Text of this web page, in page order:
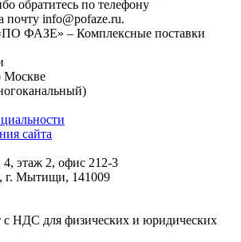
обратитесь по телефону
почту info@pofaze.ru.
ФАЗЕ» – Комплексные поставки
Москве
сайта
этаж 2, офис 212-3
, г. Мытищи, 141009
с НДС для физических и юридических